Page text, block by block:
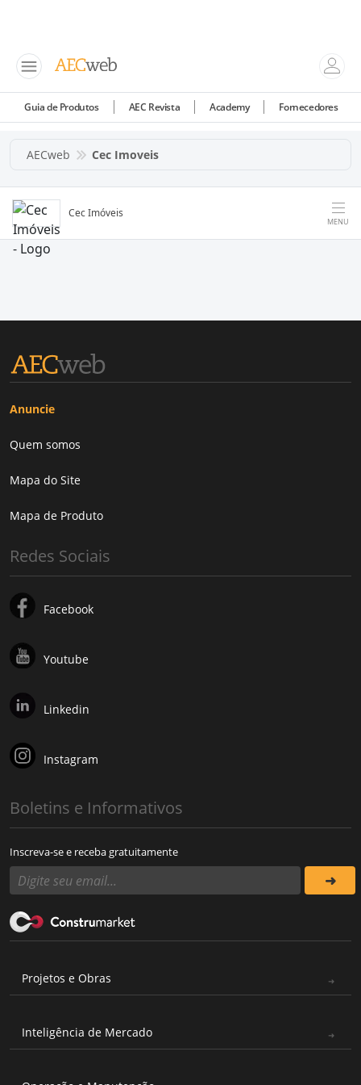
Guia de Produtos AEC Revista Academy Fornecedores
AECweb Cec Imoveis
Cec Imóveis
MENU
Anuncie
Quem somos
Mapa do Site
Mapa de Produto
Redes Sociais
Facebook
Youtube
Linkedin
Instagram
Boletins e Informativos
Inscreva-se e receba gratuitamente
Projetos e Obras
Inteligência de Mercado